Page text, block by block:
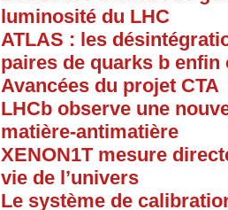
luminosité du LHC
ATLAS : les
paires de quarks b enfin
Avancées du projet CTA
LHCb observe une
matière-antimatière
XENON1T mesure
vie de l’univers
Le système de